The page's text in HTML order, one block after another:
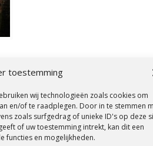
toestemming
wij technologieën zoals cookies om
en/of te raadplegen. Door in te stemmen
zoals surfgedrag of unieke ID's op deze
of uw toestemming intrekt, kan dit een
functies en mogelijkheden.